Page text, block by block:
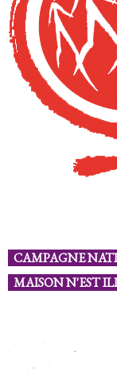
CAMPAGNE
MAISON N'EST